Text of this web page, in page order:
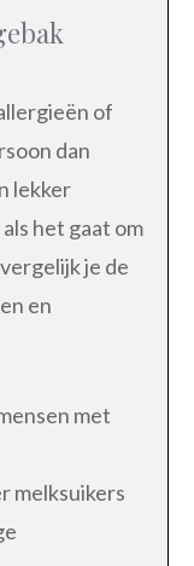
of
dan
lekker
het gaat om
je de
en
met
melksuikers